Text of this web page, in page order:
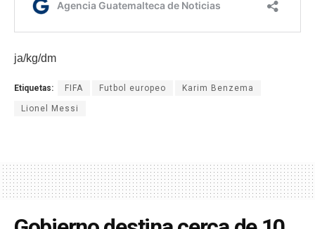
ja/kg/dm
Etiquetas: FIFA Futbol europeo Karim Benzema
Lionel Messi